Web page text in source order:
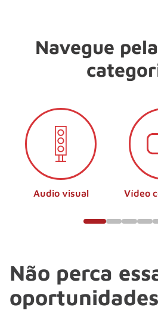
Navegue
Audio visual Vídeo
Não perca